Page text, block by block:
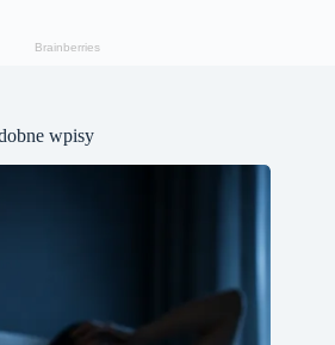
wpisy